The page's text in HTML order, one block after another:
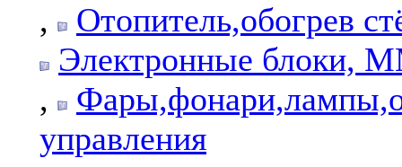
,
Отопитель,обогрев
Электронные блоки,
,
управления